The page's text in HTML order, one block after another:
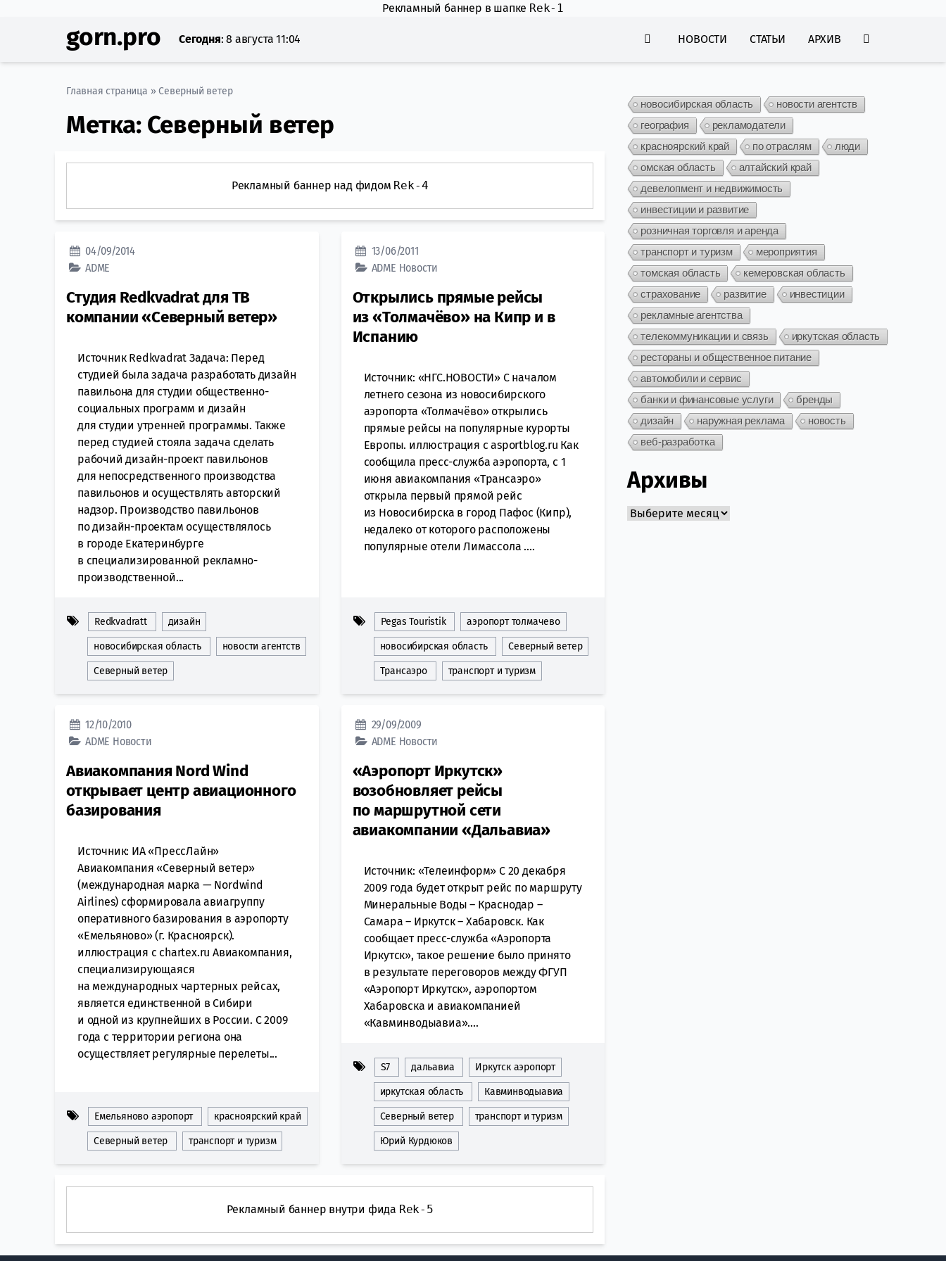
Рекламный баннер в шапке Rek-1
gorn.pro Сегодня: 8 августа 11:04 НОВОСТИ СТАТЬИ АРХИВ
Главная страница »Северный ветер
Метка: Северный ветер
Рекламный баннер над фидом Rek-4
04/09/2014
ADME
Студия Redkvadrat для ТВ
компании «Северный ветер»
Источник Redkvadrat Задача: Перед
студией была задача разработать дизайн
павильона для студии общественно-
социальных программ и дизайн
для студии утренней программы. Также
перед студией стояла задача сделать
рабочий дизайн-проект павильонов
для непосредственного производства
павильонов и осуществлять авторский
надзор. Производство павильонов
по дизайн-проектам осуществлялось
в городе Екатеринбурге
в специализированной рекламно-
производственной...
Redkvadratt дизайн
новосибирская область новости агентств
Северный ветер
13/06/2011
ADME Новости
Открылись прямые рейсы
из «Толмачёво» на Кипр и в
Испанию
Источник: «НГС.НОВОСТИ» С началом
летнего сезона из новосибирского
аэропорта «Толмачёво» открылись
прямые рейсы на популярные курорты
Европы. иллюстрация с asportblog.ru Как
сообщила пресс-служба аэропорта, с 1
июня авиакомпания «Трансаэро»
открыла первый прямой рейс
из Новосибирска в город Пафос (Кипр),
недалеко от которого расположены
популярные отели Лимассола ....
Pegas Touristik аэропорт толмачево
новосибирская область Северный ветер
Трансаэро транспорт и туризм
12/10/2010
ADME Новости
Авиакомпания Nord Wind
открывает центр авиационного
базирования
Источник: ИА «ПрессЛайн»
Авиакомпания «Северный ветер»
(международная марка — Nordwind
Airlines) сформировала авиагруппу
оперативного базирования в аэропорту
«Емельяново» (г. Красноярск).
иллюстрация с chartex.ru Авиакомпания,
специализирующаяся
на международных чартерных рейсах,
является единственной в Сибири
и одной из крупнейших в России. С 2009
года с территории региона она
осуществляет регулярные перелеты...
Емельяново аэропорт красноярский край
Северный ветер транспорт и туризм
29/09/2009
ADME Новости
«Аэропорт Иркутск»
возобновляет рейсы
по маршрутной сети
авиакомпании «Дальавиа»
Источник: «Телеинформ» С 20 декабря
2009 года будет открыт рейс по маршруту
Минеральные Воды – Краснодар –
Самара – Иркутск – Хабаровск. Как
сообщает пресс-служба «Аэропорта
Иркутск», такое решение было принято
в результате переговоров между ФГУП
«Аэропорт Иркутск», аэропортом
Хабаровска и авиакомпанией
«Кавминводыавиа»....
S7 дальавиа Иркутск аэропорт
иркутская область Кавминводыавиа
Северный ветер транспорт и туризм
Юрий Курдюков
Рекламный баннер внутри фида Rek-5
новосибирская область
новости агентств
география
рекламодатели
красноярский край
по отраслям
люди
омская область
алтайский край
девелопмент и недвижимость
инвестиции и развитие
розничная торговля и аренда
транспорт и туризм
мероприятия
томская область
кемеровская область
страхование
развитие
инвестиции
рекламные агентства
телекоммуникации и связь
иркутская область
рестораны и общественное питание
автомобили и сервис
банки и финансовые услуги
бренды
дизайн
наружная реклама
новость
веб-разработка
Архивы
Архивы